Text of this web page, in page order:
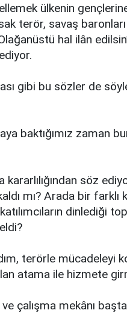
ülkenin
terör, savaş
hal ilân
gibi bu sözler de
baktığımız zaman
kararlılığından söz
mı? Arada bir
dinlediği
terörle mücadeleyi
atama ile hizmete
çalışma mekânı